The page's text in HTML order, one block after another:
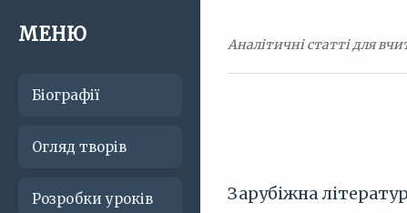
МЕНЮ
Біографії
Огляд творів
Розробки уроків
Аналітичні статті для
Зарубіжна